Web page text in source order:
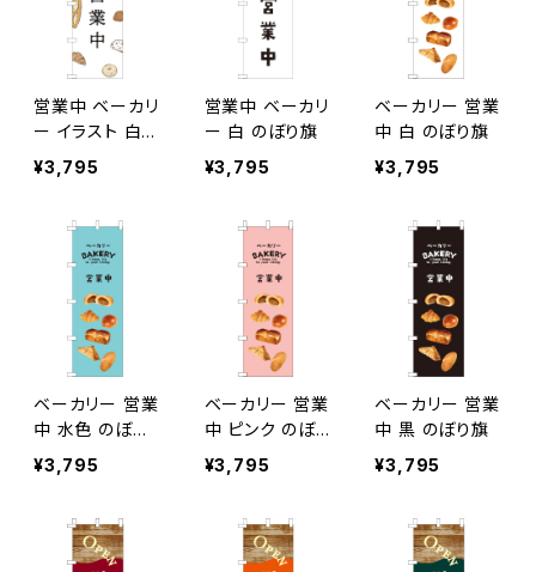
営業中 ベーカリ
ー イラスト 白
のぼり旗
¥3,795
営業中 ベーカリ
ー 白 のぼり旗
¥3,795
ベーカリー 営業
中 白 のぼり旗
¥3,795
ベーカリー 営業
中 水色 のぼり
旗
¥3,795
ベーカリー 営業
中 ピンク のぼり
旗
¥3,795
ベーカリー 営業
中 黒 のぼり旗
¥3,795